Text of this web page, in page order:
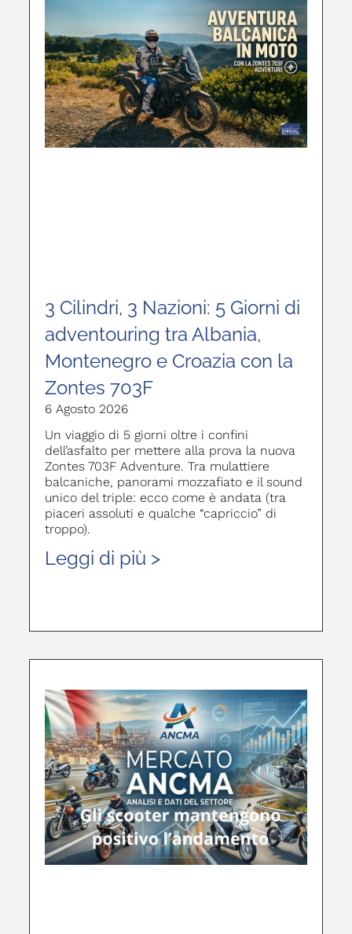
3 Cilindri, 3 Nazioni: 5 Giorni di
adventouring tra Albania,
Montenegro e Croazia con la
Zontes 703F
6 Agosto 2026
Un viaggio di 5 giorni oltre i confini
dell’asfalto per mettere alla prova la nuova
Zontes 703F Adventure. Tra mulattiere
balcaniche, panorami mozzafiato e il sound
unico del triple: ecco come è andata (tra
piaceri assoluti e qualche “capriccio” di
troppo).
Leggi di più >